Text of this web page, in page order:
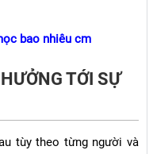
bao nhiêu cm
TỚI SỰ
tùy theo từng người và